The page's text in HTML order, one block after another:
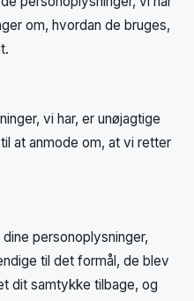
om, hvordan de bruges,
vi har, er unøjagtige
at anmode om, at vi retter
personoplysninger,
til det formål, de blev
dit samtykke tilbage, og